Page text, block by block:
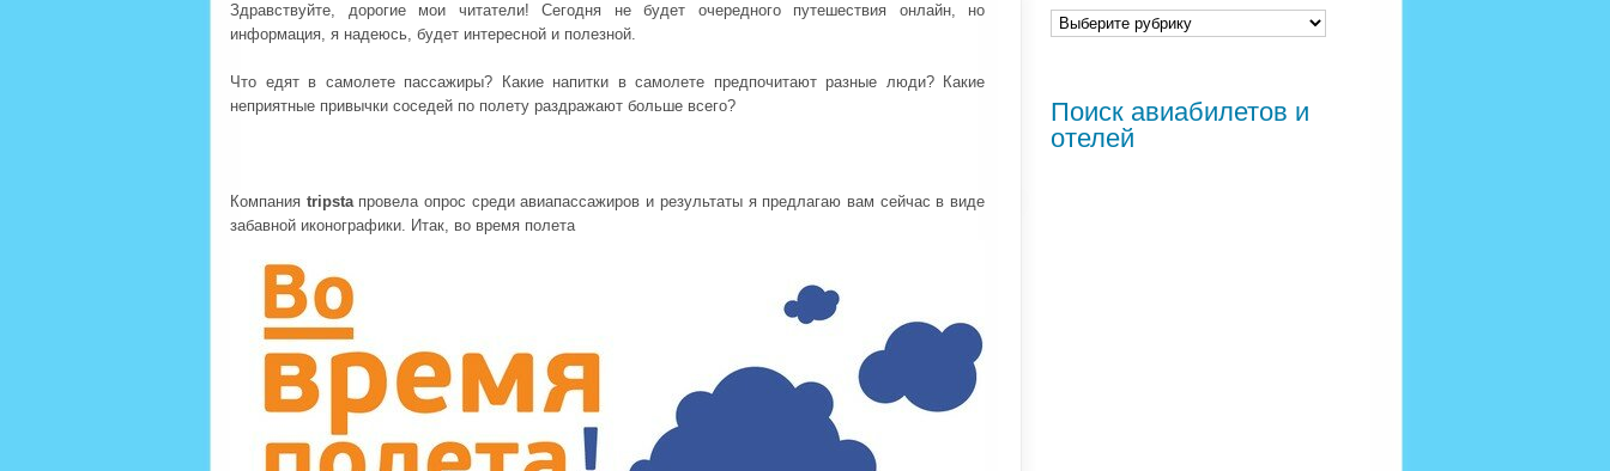
Здравствуйте, дорогие мои читатели! Сегодня не будет очередного путешествия онлайн, но
информация, я надеюсь, будет интересной и полезной.
Что едят в самолете пассажиры? Какие напитки в самолете предпочитают разные люди? Какие
неприятные привычки соседей по полету раздражают больше всего?
Компания tripstaпровела опрос среди авиапассажиров и результаты я предлагаю вам сейчас в виде
забавной иконографики. Итак, во время полета
Поиск авиабилетов и
отелей